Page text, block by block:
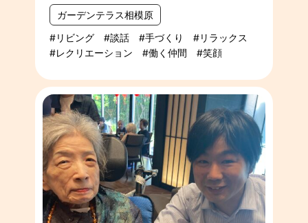
ガーデンテラス相模原
リビング
談話 手づくり
リラックス
レクリエーション
働く仲間 笑顔